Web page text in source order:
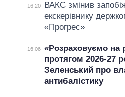
16:20
ВАКС змінив
екскерівнику
«Прогрес»
16:08 «Розраховуємо на
протягом 2026-27
Зеленський про
антибалістику